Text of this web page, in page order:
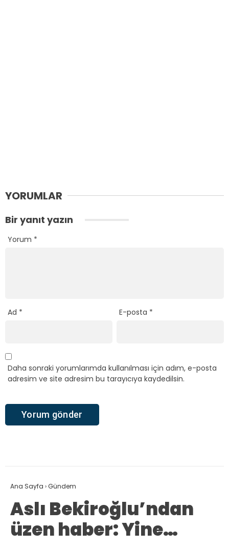
YORUMLAR
Bir yanıt yazın
Yorum *
Ad * E-posta *
Daha sonraki yorumlarımda kullanılması için adım, e-posta
adresim ve site adresim bu tarayıcıya kaydedilsin.
Ana Sayfa ›Gündem
Aslı Bekiroğlu’ndan
üzen haber: Yine…